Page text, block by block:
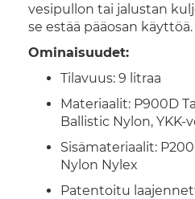
vesipullon tai jalustan
se estää pääosan käyttöä.
Ominaisuudet:
Tilavuus: 9 litraa
Materiaalit: P900D
Ballistic Nylon,
Sisämateriaalit:
Nylon Nylex
Patentoitu